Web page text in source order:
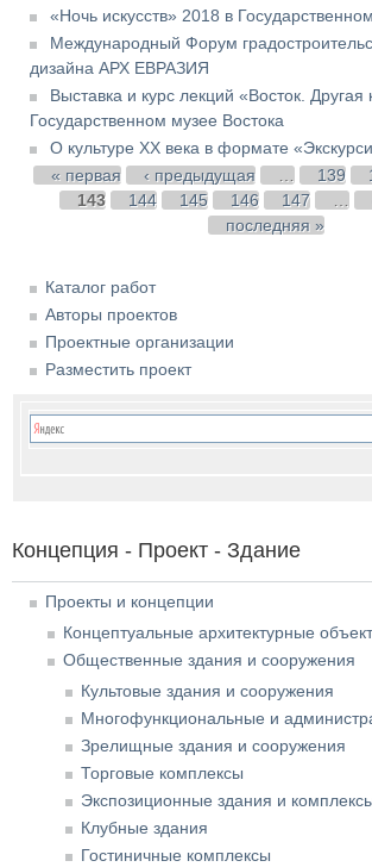
«Ночь искусств» 2018 в
Международный Форум
дизайна АРХ ЕВРАЗИЯ
Выставка и курс лекций «Восток. Другая
Государственном музее Востока
О культуре XX века в формате
Страницы
« первая ‹ предыдущая … 139
143
144 145 146 147 …
последняя »
Каталог работ
Авторы проектов
Проектные организации
Разместить проект
Концепция - Проект - Здание
Проекты и концепции
Концептуальные архитектурные
Общественные здания и сооружения
Культовые здания и сооружения
Многофункциональные и
Зрелищные здания и сооружения
Торговые комплексы
Экспозиционные здания и
Клубные здания
Гостиничные комплексы